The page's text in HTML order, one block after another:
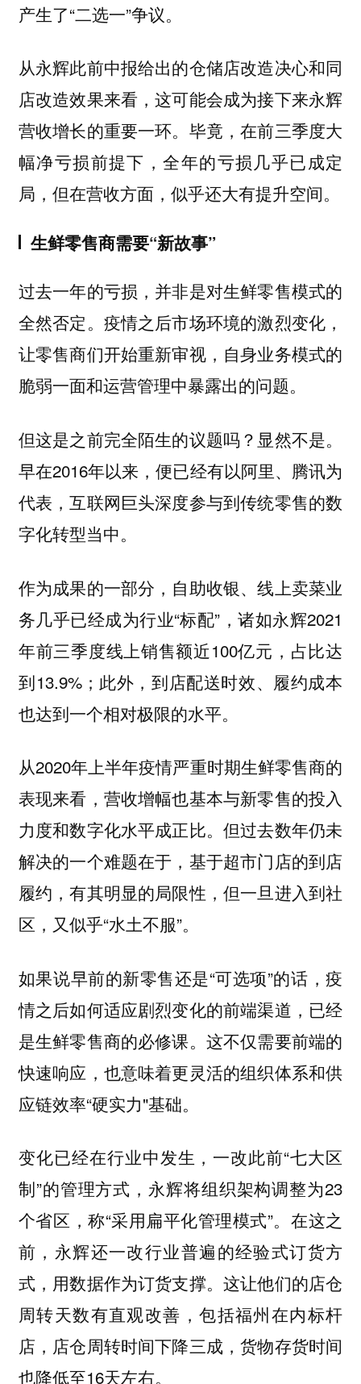
产生了“二选一”争议。
从永辉此前中报给出的仓储店改造决心和同
店改造效果来看，这可能会成为接下来永辉
营收增长的重要一环。毕竟，在前三季度大
幅净亏损前提下，全年的亏损几乎已成定
局，但在营收方面，似乎还大有提升空间。
生鲜零售商需要“新故事”
过去一年的亏损，并非是对生鲜零售模式的
全然否定。疫情之后市场环境的激烈变化，
让零售商们开始重新审视，自身业务模式的
脆弱一面和运营管理中暴露出的问题。
但这是之前完全陌生的议题吗？显然不是。
早在2016年以来，便已经有以阿里、腾讯为
代表，互联网巨头深度参与到传统零售的数
字化转型当中。
作为成果的一部分，自助收银、线上卖菜业
务几乎已经成为行业“标配”，诸如永辉2021
年前三季度线上销售额近100亿元，占比达
到13.9%；此外，到店配送时效、履约成本
也达到一个相对极限的水平。
从2020年上半年疫情严重时期生鲜零售商的
表现来看，营收增幅也基本与新零售的投入
力度和数字化水平成正比。但过去数年仍未
解决的一个难题在于，基于超市门店的到店
履约，有其明显的局限性，但一旦进入到社
区，又似乎“水土不服”。
如果说早前的新零售还是“可选项”的话，疫
情之后如何适应剧烈变化的前端渠道，已经
是生鲜零售商的必修课。这不仅需要前端的
快速响应，也意味着更灵活的组织体系和供
应链效率“硬实力"基础。
变化已经在行业中发生，一改此前“七大区
制”的管理方式，永辉将组织架构调整为23
个省区，称“采用扁平化管理模式”。在这之
前，永辉还一改行业普遍的经验式订货方
式，用数据作为订货支撑。这让他们的店仓
周转天数有直观改善，包括福州在内标杆
店，店仓周转时间下降三成，货物存货时间
也降低至16天左右。